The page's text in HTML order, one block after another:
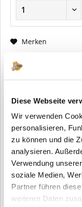
Diese Webseite
Wir verwenden
personalisieren,
zu können und die
analysieren.
Verwendung
soziale Medien,
Partner führen
weiteren Daten
Merken
Artikel-Nr.:
Vorteile
Kostenloser
Versand mit